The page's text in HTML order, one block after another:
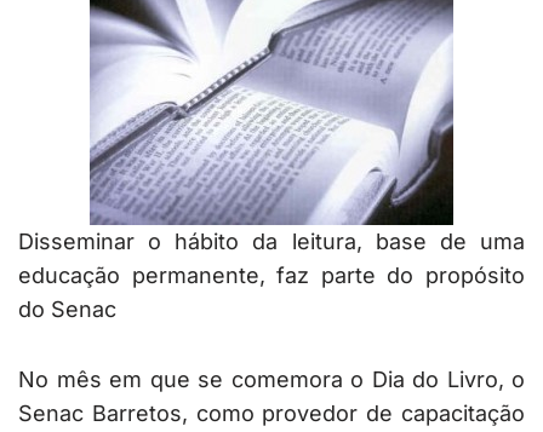
Disseminar o hábito da leitura, base de uma
educação permanente, faz parte do propósito
do Senac
No mês em que se comemora o Dia do Livro, o
Senac Barretos, como provedor de capacitação